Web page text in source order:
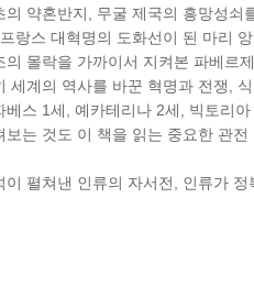
의 약혼반지, 무굴 제국의 흥망성
랑스 대혁명의 도화선이 된 마리
의 몰락을 가까이서 지켜본 파베르
세계의 역사를 바꾼 혁명과 전쟁,
베스 1세, 예카테리나 2세, 빅토리
보는 것도 이 책을 읽는 중요한 관전
이 펼쳐낸 인류의 자서전, 인류가